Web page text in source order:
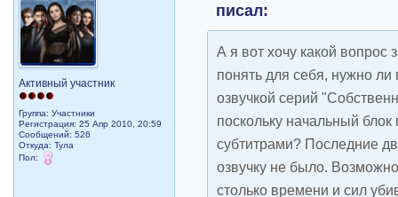
Активный участник
Группа: Участники
Регистрация: 25 Апр 2010, 20:59
Сообщений: 526
Откуда: Тула
Пол:
писал:
А я вот хочу какой вопрос
понять для себя, нужно
озвучкой серий
поскольку начальный
субтитрами? Последние
озвучку не было.
столько времени и сил